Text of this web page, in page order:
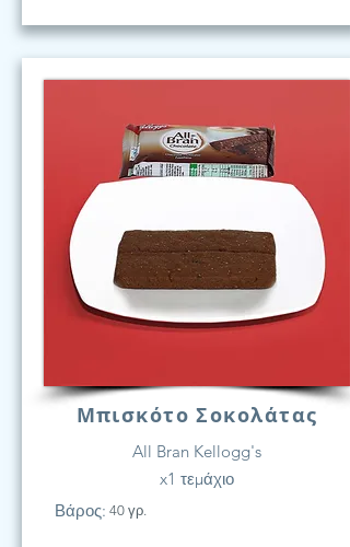
Μπισκότο Σοκολάτας
All Bran Kellogg's
x1 τεμάχιο
Βάρος: 40 γρ.